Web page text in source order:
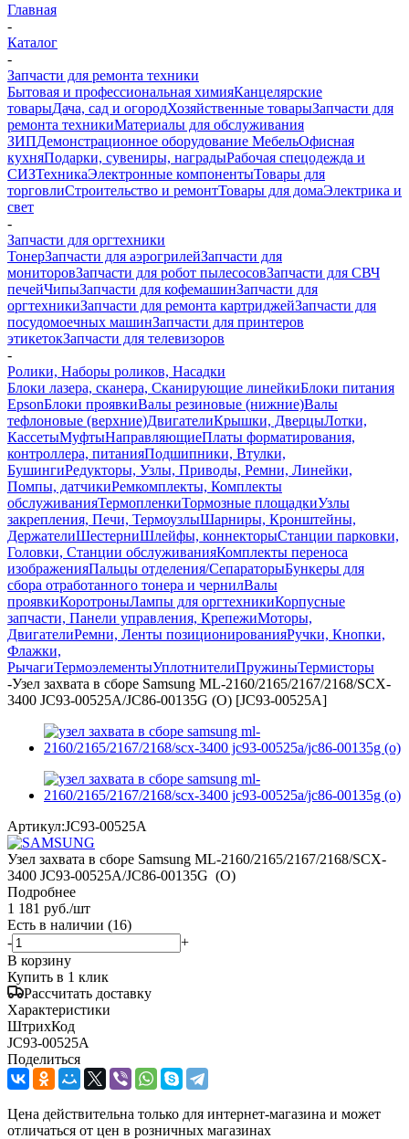
Главная
-
Каталог
-
Запчасти для ремонта техники
Бытовая и профессиональная химияКанцелярские
товарыДача, сад и огородХозяйственные товарыЗапчасти для
ремонта техникиМатериалы для обслуживания
ЗИПДемонстрационное оборудование МебельОфисная
кухняПодарки, сувениры, наградыРабочая спецодежда и
СИЗТехникаЭлектронные компонентыТовары для
торговлиСтроительство и ремонтТовары для домаЭлектрика и
свет
-
Запчасти для оргтехники
ТонерЗапчасти для аэрогрилейЗапчасти для
мониторовЗапчасти для робот пылесосовЗапчасти для СВЧ
печейЧипыЗапчасти для кофемашинЗапчасти для
оргтехникиЗапчасти для ремонта картриджейЗапчасти для
посудомоечных машинЗапчасти для принтеров
этикетокЗапчасти для телевизоров
-
Ролики, Наборы роликов, Насадки
Блоки лазера, сканера, Сканирующие линейкиБлоки питания
EpsonБлоки проявкиВалы резиновые (нижние)Валы
тефлоновые (верхние)ДвигателиКрышки, ДверцыЛотки,
КассетыМуфтыНаправляющиеПлаты форматирования,
контроллера, питанияПодшипники, Втулки,
БушингиРедукторы, Узлы, Приводы, Ремни, Линейки,
Помпы, датчикиРемкомплекты, Комплекты
обслуживанияТермопленкиТормозные площадкиУзлы
закрепления, Печи, ТермоузлыШарниры, Кронштейны,
ДержателиШестерниШлейфы, коннекторыСтанции парковки,
Головки, Станции обслуживанияКомплекты переноса
изображенияПальцы отделения/СепараторыБункеры для
сбора отработанного тонера и чернилВалы
проявкиКоротроныЛампы для оргтехникиКорпусные
запчасти, Панели управления, КрепежиМоторы,
ДвигателиРемни, Ленты позиционированияРучки, Кнопки,
Флажки,
РычагиТермоэлементыУплотнителиПружиныТермисторы
-Узел захвата в сборе Samsung ML-2160/2165/2167/2168/SCX-
3400 JC93-00525A/JC86-00135G (O) [JC93-00525A]
Артикул:JC93-00525A
Узел захвата в сборе Samsung ML-2160/2165/2167/2168/SCX-
3400 JC93-00525A/JC86-00135G (O)
Подробнее
1 181 руб./шт
Есть в наличии (16)
-
+
В корзину
Купить в 1 клик
Рассчитать доставку
Характеристики
ШтрихКод
JC93-00525A
Поделиться
Цена действительна только для интернет-магазина и может
отличаться от цен в розничных магазинах